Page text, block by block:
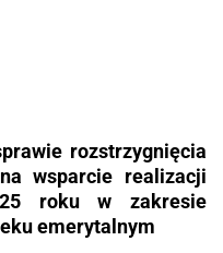
rozstrzygnięcia
wsparcie realizacji
roku w zakresie
emerytalnym